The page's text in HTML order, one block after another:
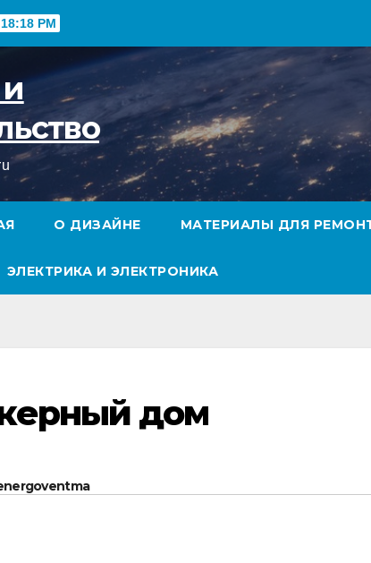
PM
О ДИЗАЙНЕ МАТЕРИАЛЫ ДЛЯ
ЭЛЕКТРИКА И ЭЛЕКТРОНИКА
дом